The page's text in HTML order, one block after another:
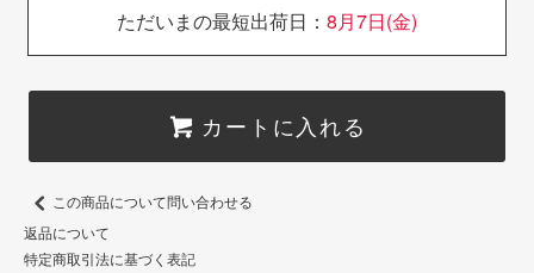
リトルレモネードではこのような
イチ松ガールズ #チョロ松 #一松
#十四松 #トド松 #トド松 #松野家
#6つ子 #松野家六つ子生誕祭202
4 #おそ松さん生誕祭 #おそ松さ
ただいまの最短出荷日： 8月7日(金)
カートに入れる
この商品について問い合わせる
返品について
特定商取引法に基づく表記